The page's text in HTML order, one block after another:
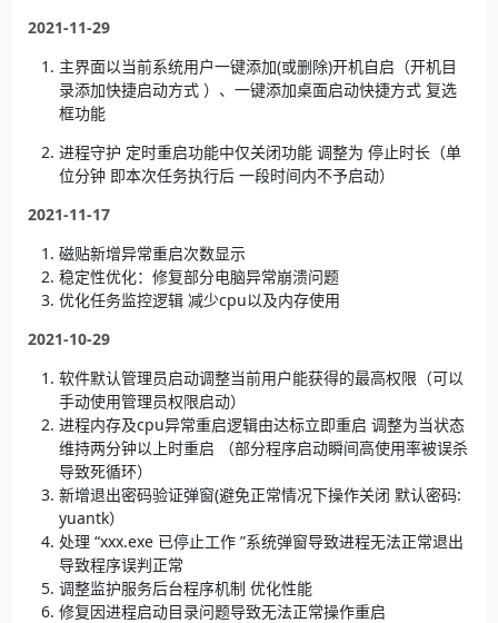
2021-11-29
主界面以当前系统用户一键添加(或删除)开机自启（开机目
录添加快捷启动方式 ）、一键添加桌面启动快捷方式 复选
框功能
进程守护 定时重启功能中仅关闭功能 调整为 停止时长（单
位分钟 即本次任务执行后 一段时间内不予启动）
2021-11-17
磁贴新增异常重启次数显示
稳定性优化：修复部分电脑异常崩溃问题
优化任务监控逻辑 减少cpu以及内存使用
2021-10-29
软件默认管理员启动调整当前用户能获得的最高权限（可以
手动使用管理员权限启动）
进程内存及cpu异常重启逻辑由达标立即重启 调整为当状态
维持两分钟以上时重启 （部分程序启动瞬间高使用率被误杀
导致死循环）
新增退出密码验证弹窗(避免正常情况下操作关闭 默认密码:
yuantk）
处理 “xxx.exe 已停止工作 ”系统弹窗导致进程无法正常退出
导致程序误判正常
调整监护服务后台程序机制 优化性能
修复因进程启动目录问题导致无法正常操作重启